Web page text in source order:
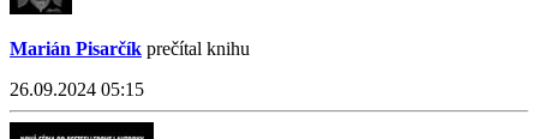
Marián Pisarčík prečítal knihu
26.09.2024 05:15